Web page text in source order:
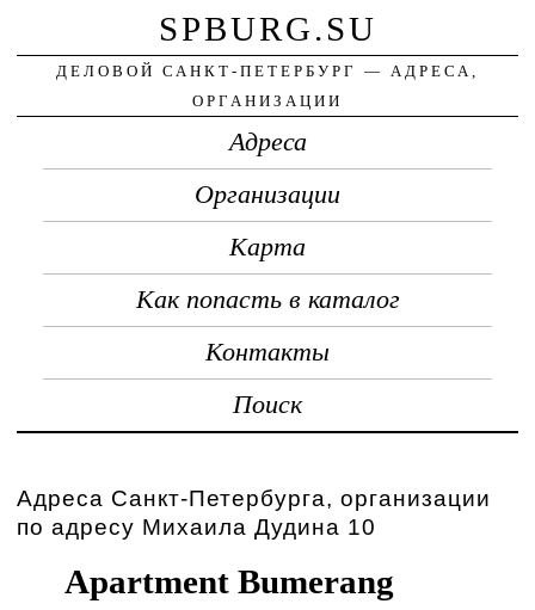
SPBURG.SU
ДЕЛОВОЙ САНКТ-ПЕТЕРБУРГ — АДРЕСА,
ОРГАНИЗАЦИИ
Адреса
Организации
Карта
Как попасть в каталог
Контакты
Поиск
Адреса Санкт-Петербурга, организации
по адресу Михаила Дудина 10
Apartment Bumerang